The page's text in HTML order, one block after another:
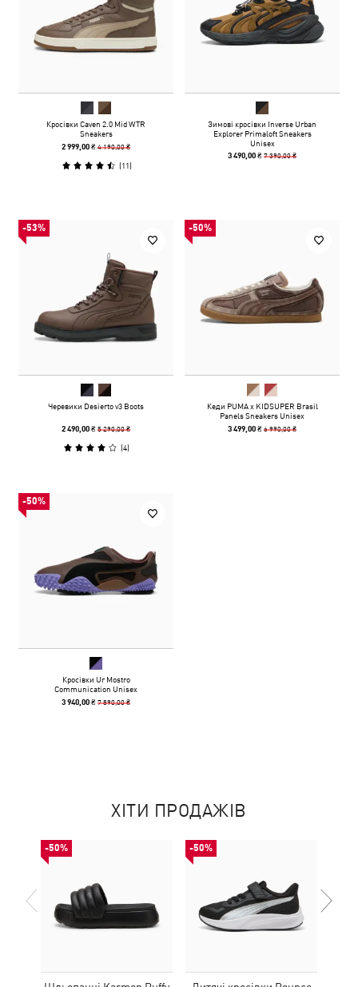
Кросівки Caven 2.0 Mid WTR
Sneakers
2 999,00 ₴4 190,00 ₴
(11)
Зимові кросівки Inverse Urban
Explorer Primaloft Sneakers
Unisex
3 490,00 ₴7 390,00 ₴
-53%
Черевики Desierto v3 Boots
2 490,00 ₴5 290,00 ₴
(4)
-50%
Кеди PUMA x KIDSUPER Brasil
Panels Sneakers Unisex
3 499,00 ₴6 990,00 ₴
-50%
Кросівки Ur Mostro
Communication Unisex
3 940,00 ₴7 890,00 ₴
ХІТИ ПРОДАЖІВ
-50% -50%